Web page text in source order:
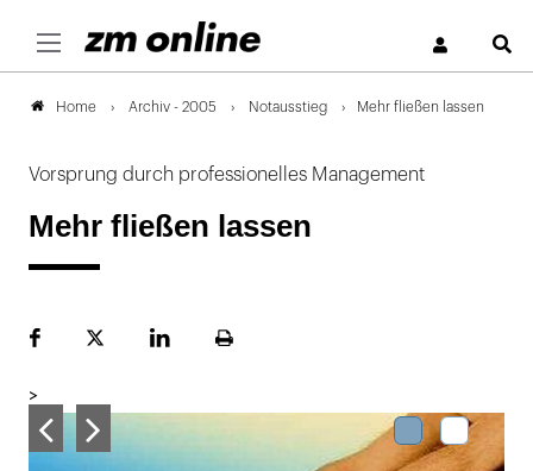
Home Archiv - 2005 Notausstieg Mehr fließen lassen
Vorsprung durch professionelles Management
Mehr fließen lassen
FacebookPlattformLinekdInSeite
>